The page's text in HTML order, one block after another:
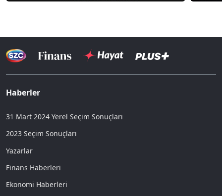
Haberler
31 Mart 2024 Yerel Seçim Sonuçları
2023 Seçim Sonuçları
Yazarlar
Finans Haberleri
Ekonomi Haberleri